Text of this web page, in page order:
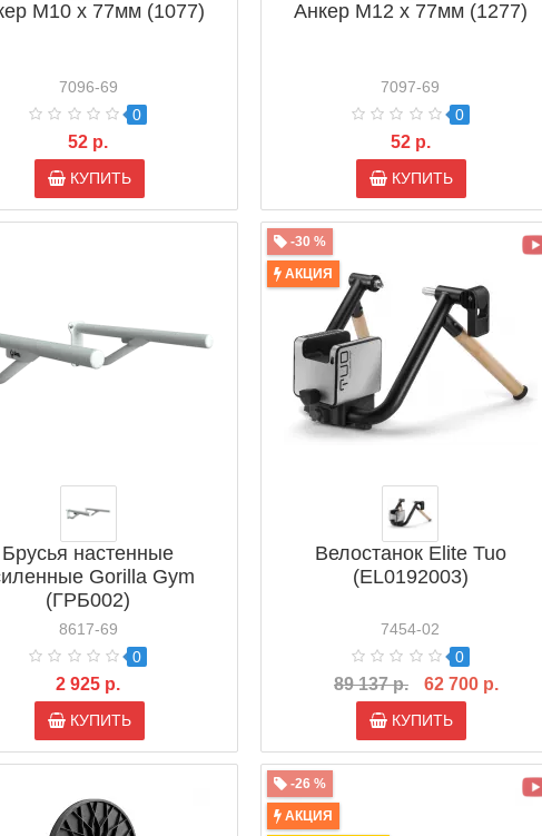
M10 х 77мм (1077)
7096-69
0
52 р.
КУПИТЬ
Анкер M12 х 77мм (1277)
7097-69
0
52 р.
КУПИТЬ
Брусья настенные
Gorilla Gym
(ГРБ002)
8617-69
0
2 925 р.
КУПИТЬ
-30 %
АКЦИЯ
Велостанок Elite Tuo
(EL0192003)
7454-02
0
89 137 р. 62 700 р.
КУПИТЬ
-26 %
АКЦИЯ